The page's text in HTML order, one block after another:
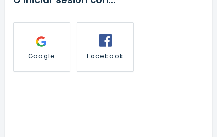
Google Facebook